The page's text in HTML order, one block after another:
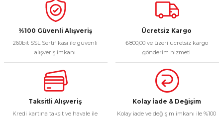
%100 Güvenli Alışveriş
260bit SSL Sertifikası ile güvenli
alışveriş imkanı
Ücretsiz Kargo
₺800,00 ve üzeri ücretsiz kargo
gönderim hizmeti
Taksitli Alışveriş
Kredi kartına taksit ve havale ile
Kolay İade & Değişim
Kolay iade ve değişim imkanı ile %100